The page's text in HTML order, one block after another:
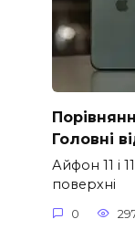
Головні
Айфон 11 і
поверхні
0